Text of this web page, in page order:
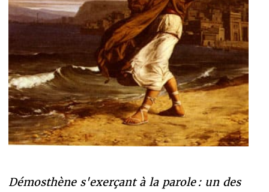
Démosthène s'exerçant à la parole : un des